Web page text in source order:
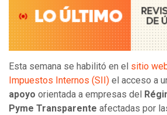
Esta semana se habilitó en el sitio
Impuestos Internos (SII) el acceso a
apoyo orientada a empresas del
Pyme Transparente afectadas por